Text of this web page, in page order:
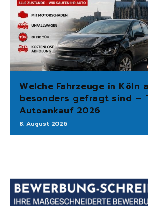
Welche Fahrzeuge in Köln
besonders gefragt sind –
Autoankauf 2026
8. August 2026